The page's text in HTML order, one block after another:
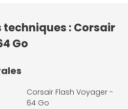
: Corsair
Go
Corsair Flash Voyager -
64 Go